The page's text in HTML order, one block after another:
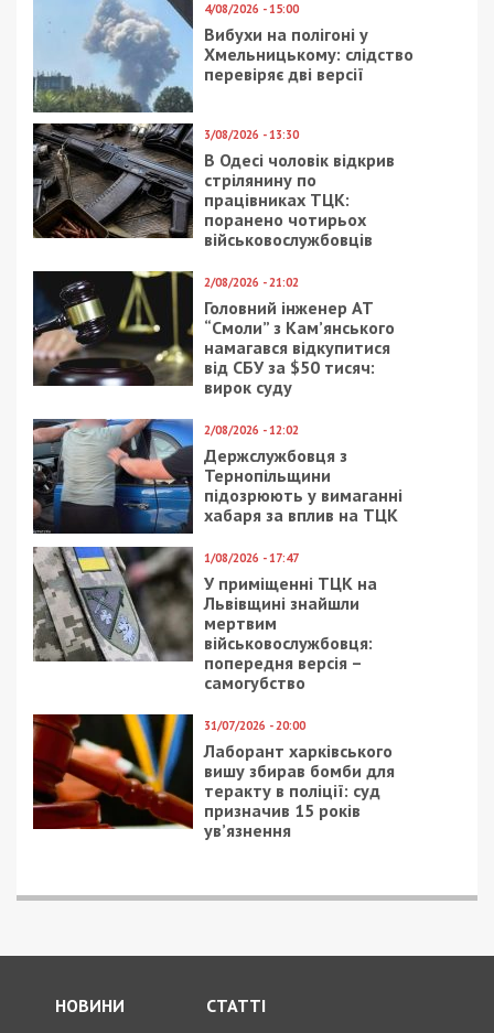
4/08/2026 - 15:00
Вибухи на полігоні у
Хмельницькому: слідство
перевіряє дві версії
3/08/2026 - 13:30
В Одесі чоловік відкрив
стрілянину по
працівниках ТЦК:
поранено чотирьох
військовослужбовців
2/08/2026 - 21:02
Головний інженер АТ
“Смоли” з Кам’янського
намагався відкупитися
від СБУ за $50 тисяч:
вирок суду
2/08/2026 - 12:02
Держслужбовця з
Тернопільщини
підозрюють у вимаганні
хабаря за вплив на ТЦК
1/08/2026 - 17:47
У приміщенні ТЦК на
Львівщині знайшли
мертвим
військовослужбовця:
попередня версія –
самогубство
31/07/2026 - 20:00
Лаборант харківського
вишу збирав бомби для
теракту в поліції: суд
призначив 15 років
ув’язнення
НОВИНИ СТАТТІ